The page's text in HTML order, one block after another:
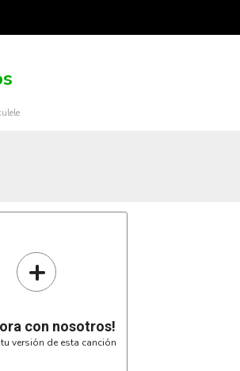
|-----------------|
|-----------------|
|----10-8-7-------|
|--8--------10-8--|
|-----------------|
|-----------------|
|
|
|
8-8-8-8-8-8-8-8-8-|
|
|
|
|
|
6------|
8--|
+
con nosotros!
versión de esta canción